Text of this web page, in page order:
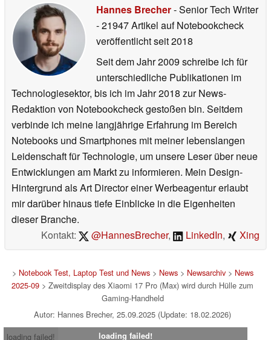
Hannes Brecher- Senior Tech Writer
- 21947 Artikel auf Notebookcheck
veröffentlichtseit 2018
Seit dem Jahr 2009 schreibe ich für
unterschiedliche Publikationen im
Technologiesektor, bis ich im Jahr 2018 zur News-
Redaktion von Notebookcheck gestoßen bin. Seitdem
verbinde ich meine langjährige Erfahrung im Bereich
Notebooks und Smartphones mit meiner lebenslangen
Leidenschaft für Technologie, um unsere Leser über neue
Entwicklungen am Markt zu informieren. Mein Design-
Hintergrund als Art Director einer Werbeagentur erlaubt
mir darüber hinaus tiefe Einblicke in die Eigenheiten
dieser Branche.
Kontakt:
@HannesBrecher, LinkedIn, Xing
> Notebook Test, Laptop Test und News> News> Newsarchiv> News
2025-09 > Zweitdisplay des Xiaomi 17 Pro (Max) wird durch Hülle zum
Gaming-Handheld
Autor: Hannes Brecher, 25.09.2025 (Update: 18.02.2026)
loading failed!
loading failed!